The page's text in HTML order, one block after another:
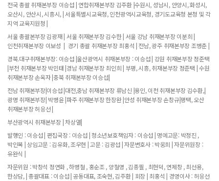
전국 총괄 취재본부장 이승섭 | 연합취재본부장 김주환 |수원시, 성남시, 안양시, 화성시,
오산시, 안산시, 시흥시, | 서울특별시교육청, 인천광역시교육청, 경기도교육청 본청 및 각
지역 교육지원청 |
서울 총괄본부장 김광재 | 서울 취재본부장 김수한 | 서울 강남 취재본부장 이분희 |
인천취재본부장 이보성 | 경기 총괄 취재본부장 최홍석 | 전남, 광주 취재본부장 조병춘 |
경북.대구취재본부장: 이승섭 |울산광역시 취재본부장 : 이승섭 | 강원 취재본부장 정준택
|부천 취재본부장 박민태 |경남 취재본부장 최인희 | 부평, 시흥, 취재본부장 정준택 | 수원
취재본부장 손옥자 |충북 취재본부장 이승섭|
전남 취재본부장|이승섭 |대전,충남 취재본부장 류남신 |용인, 이천 취재본부장 김수환,|
광명 취재본부장| 박병윤 |파주 취재본부장 한장완 |안성 취재본부장 손창규|평택, 오산
취재본부장 허응선 |
부산광역시 취재본부장 | 차상열|
발행인 : 이승섭 | 편집국장 : 이승섭 | 청소년보호책임자 : 이승섭 | 명예고문: 박정진 ,
박인복 | 상임고문 : 김유화, 조우현 | 고문 : 김광섭 | 자문변호사 : 박웅희 | 자문위원장 :
유완식 |
자문위원 : 박창석 정연화 , 하병철 , 홍순조 , 양철영 , 김종필 , 최현덕, 연제창 , 최선용,
한상담, | 총괄대표 : 이승섭 | 공동대표, 조숙현, 김주환 | 회장 | 최홍석 | 경영이사 : 허응선